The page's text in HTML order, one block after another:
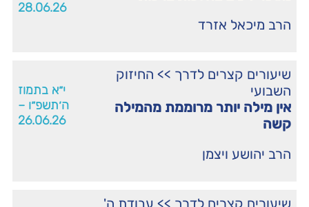
הרב מיכאל אזרד
28.06.26
שיעורים קצרים לדרך >> החיזוק
השבועי
אין מילה יותר מרוממת מהמילה
קשה
הרב יהושע ויצמן
י״א בתמוז
ה׳תשפ״ו –
26.06.26
שיעורים קצרים לדרך >> עבודת ה'